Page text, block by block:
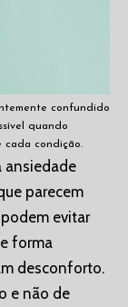
confundido
quando
cada condição.
ansiedade
parecem
evitar
forma
desconforto.
e não de